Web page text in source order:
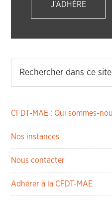
J'ADHÈRE
CFDT-MAE : Qui sommes-
Nos instances
Nous contacter
Adhérer à la CFDT-MAE